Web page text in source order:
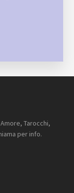
Tarocchi,
per info.